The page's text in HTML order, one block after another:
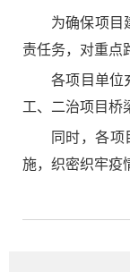
为确保项目
责任务，对重点
各项目单位
工、二治项目桥
同时，各项
施，织密织牢疫